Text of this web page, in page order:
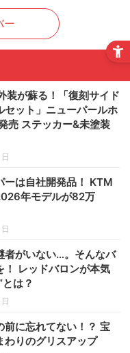
ー
装が蘇る！「復刻サイド
セット」ニューパールホ
売 ステッカー&未塗装
ーは自社開発品！ KTM
年モデルが82万
者がいない…。そんなバ
！ レッドバロンが本気
は？
前に忘れてない！？ 宝
わりのグリスアップ